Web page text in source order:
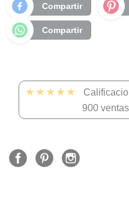
Compartir
Compartir
★★★★★
900